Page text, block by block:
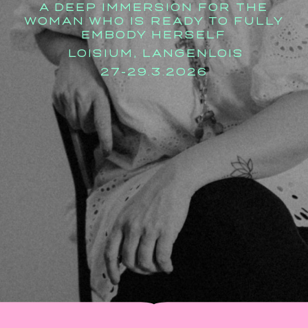
A DEEP IMMERSION FOR THE
WOMAN WHO IS READY TO FULLY
EMBODY HERSELF
LOISIUM, LANGENLOIS
27-29.3.2026